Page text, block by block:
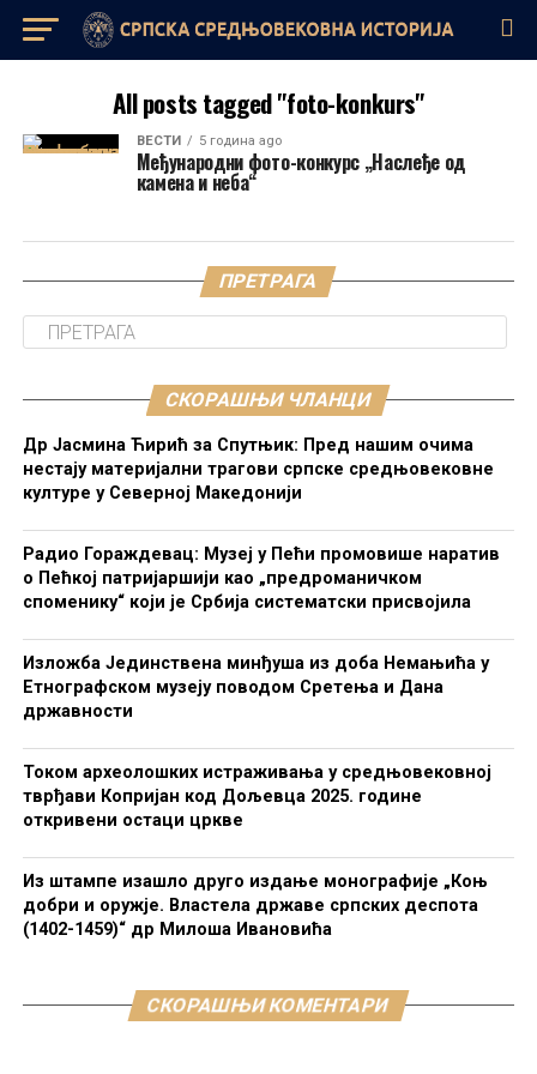
All posts tagged "foto-konkurs"
ВЕСТИ 5 година ago
Међународни фото-конкурс „Наслеђе од
камена и неба“
ПРЕТРАГА
СКОРАШЊИ ЧЛАНЦИ
Др Јасмина Ћирић за Спутњик: Пред нашим очима
нестају материјални трагови српске средњовековне
културе у Северној Македонији
Радио Гораждевац: Музеј у Пећи промовише наратив
о Пећкој патријаршији као „предроманичком
споменику“ који је Србија систематски присвојила
Изложба Јединствена минђуша из доба Немањића у
Етнографском музеју поводом Сретења и Дана
државности
Током археолошких истраживања у средњовековној
тврђави Копријан код Дољевца 2025. године
откривени остаци цркве
Из штампе изашло друго издање монографије „Коњ
добри и оружје. Властела државе српских деспота
(1402-1459)“ др Милоша Ивановића
СКОРАШЊИ КОМЕНТАРИ